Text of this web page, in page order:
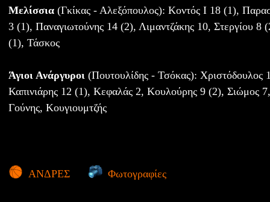
Μελίσσια (Γκίκας - Αλεξόπουλος): Κοντός Ι 18 (1),
3 (1), Παναγιωτούνης 14 (2), Λιμαντζάκης 10, Στεργίου 8
(1), Τάσκος
Άγιοι Ανάργυροι (Πουτουλίδης - Τσόκας): Χριστόδουλος
Καπινιάρης 12 (1), Κεφαλάς 2, Κουλούρης 9 (2), Σιώμος
Γούνης, Κουγιουμτζής
ΑΝΔΡΕΣ Φωτογραφίες